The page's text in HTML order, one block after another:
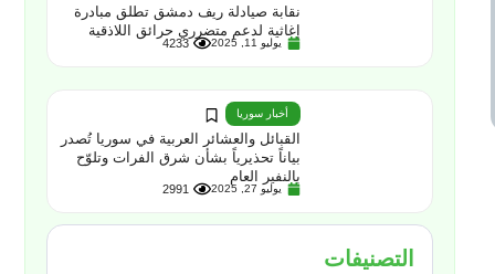
نقابة صيادلة ريف دمشق تطلق مبادرة
إغاثية لدعم متضرري حرائق اللاذقية
يوليو 11, 2025 4233
أخبار سوريا
القبائل والعشائر العربية في سوريا تُصدر
بياناً تحذيرياً بشأن شرق الفرات وتلوّح
بالنفير العام
يوليو 27, 2025 2991
التصنيفات